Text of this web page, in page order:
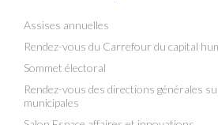
Assises annuelles
Rendez-vous du Carrefour du capital
Sommet électoral
Rendez-vous des directions générales
municipales